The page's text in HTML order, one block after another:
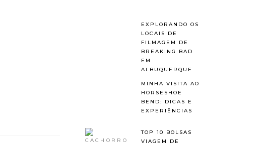
EXPLORANDO OS
LOCAIS DE
FILMAGEM DE
BREAKING BAD
EM
ALBUQUERQUE
MINHA VISITA AO
HORSESHOE
BEND: DICAS E
EXPERIÊNCIAS
TOP 10 BOLSAS
VIAGEM DE